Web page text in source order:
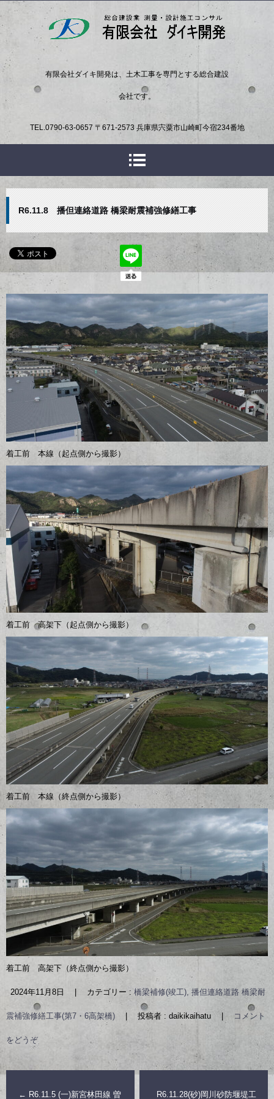
有限会社ダイキ開発は、土木工事を専門とする総合建設
会社です。
TEL. 0790-63-0657 〒671-2573 兵庫県宍粟市山崎町今宿234番地
R6.11.8 播但連絡道路 橋梁耐震補強修繕工事
着工前 本線（起点側から撮影）
着工前 高架下（起点側から撮影）
着工前 本線（終点側から撮影）
着工前 高架下（終点側から撮影）
2024年11月8日 カテゴリー : 橋梁補修(竣工), 播但連絡道路 橋梁耐
震補強修繕工事(第7・6高架橋) 投稿者 : daikikaihatu コメント
をどうぞ
← R6.11.5 (一)新宮林田線 曽 R6.11.28(砂)岡川砂防堰堤工